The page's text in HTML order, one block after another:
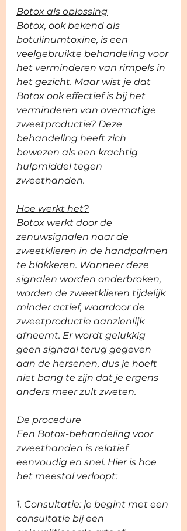
Botox als oplossing
Botox, ook bekend als
botulinumtoxine, is een
veelgebruikte behandeling voor
het verminderen van rimpels in
het gezicht. Maar wist je dat
Botox ook effectief is bij het
verminderen van overmatige
zweetproductie? Deze
behandeling heeft zich
bewezen als een krachtig
hulpmiddel tegen
zweethanden.
Hoe werkt het?
Botox werkt door de
zenuwsignalen naar de
zweetklieren in de handpalmen
te blokkeren. Wanneer deze
signalen worden onderbroken,
worden de zweetklieren tijdelijk
minder actief, waardoor de
zweetproductie aanzienlijk
afneemt. Er wordt gelukkig
geen signaal terug gegeven
aan de hersenen, dus je hoeft
niet bang te zijn dat je ergens
anders meer zult zweten.
De procedure
Een Botox-behandeling voor
zweethanden is relatief
eenvoudig en snel. Hier is hoe
het meestal verloopt:
1. Consultatie: je begint met een
consultatie bij een